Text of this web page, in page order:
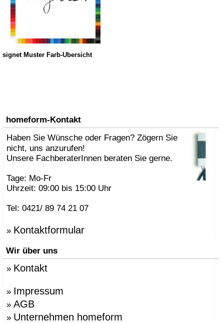
signet Muster Farb-Übersicht
homeform-Kontakt
Haben Sie Wünsche oder Fragen? Zögern Sie
nicht, uns anzurufen!
Unsere FachberaterInnen beraten Sie gerne.
Tage: Mo-Fr
Uhrzeit: 09:00 bis 15:00 Uhr
Tel: 0421/ 89 74 21 07
» Kontaktformular
Wir über uns
» Kontakt
» Impressum
» AGB
» Unternehmen homeform